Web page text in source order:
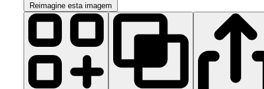
Reimagine esta imagem